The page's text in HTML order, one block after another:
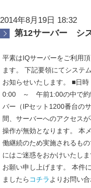
2014年8月19日 18:32
第12サーバー シ
平素はIQサーバーをご利用
ます。 下記要領にてシステ
お知らせいたします。 ■日
0:00 ～ 午前1:00の中で約
バー（IPセット1200番台の
間、サーバーへのアクセス
操作が無効となります。 本
働継続のため実施されるも
にはご迷惑をおかけいたし
お願い申し上げます。 本件
ましたら コチラ よりお問い合